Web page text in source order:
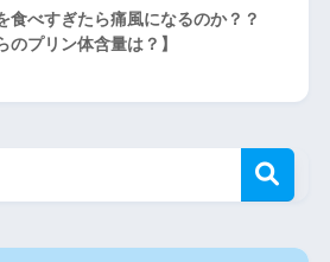
食べすぎたら痛風になるのか？？
のプリン体含量は？】